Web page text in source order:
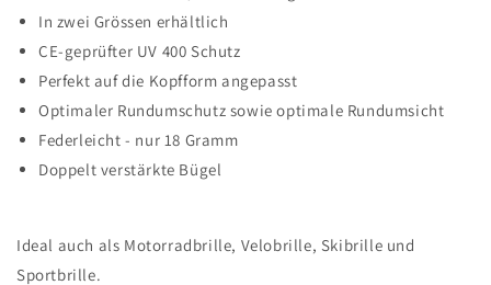
In zwei Grössen erhältlich
CE-geprüfter UV 400 Schutz
Perfekt auf die Kopfform angepasst
Optimaler Rundumschutz sowie optimale Rundumsicht
Federleicht - nur 18 Gramm
Doppelt verstärkte Bügel
Ideal auch als Motorradbrille, Velobrille, Skibrille und
Sportbrille.